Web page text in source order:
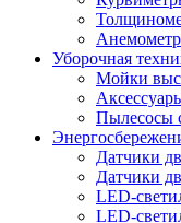
Уборочная
Мойки
Пылесосы
Датчики
Датчики
LED-
LED-